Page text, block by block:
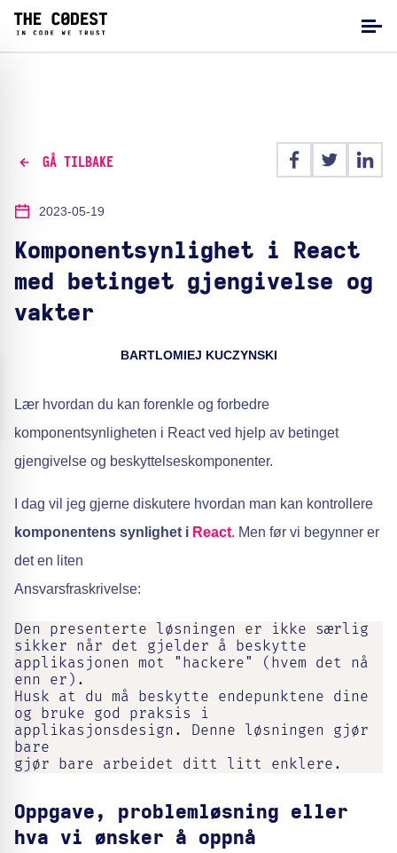
GÅ TILBAKE
2023-05-19
Komponentsynlighet i React
med betinget gjengivelse og
vakter
BARTLOMIEJ KUCZYNSKI
Lær hvordan du kan forenkle og forbedre
komponentsynligheten i React ved hjelp av betinget
gjengivelse og beskyttelseskomponenter.
I dag vil jeg gjerne diskutere hvordan man kan kontrollere
komponentens synlighet i React. Men før vi begynner er
det en liten
Ansvarsfraskrivelse:
Den presenterte løsningen er ikke særlig
sikker når det gjelder å beskytte
applikasjonen mot "hackere" (hvem det nå
enn er).
Husk at du må beskytte endepunktene dine
og bruke god praksis i
applikasjonsdesign. Denne løsningen gjør
bare
Oppgave, problemløsning eller
hva vi ønsker å oppnå